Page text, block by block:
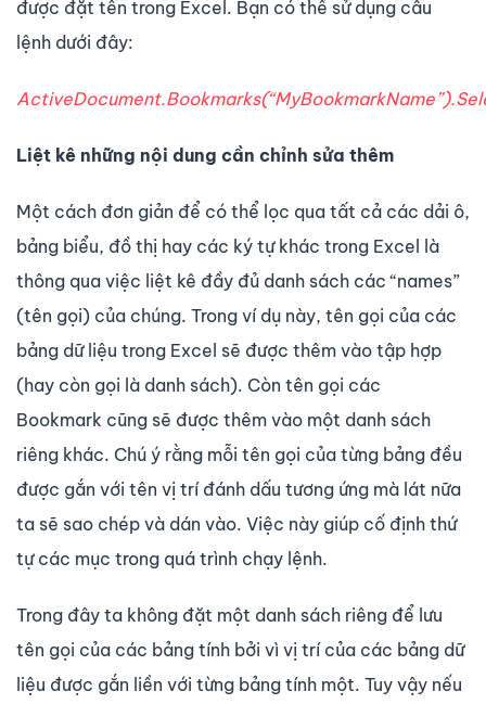
được đặt tên trong Excel. Bạn có thể sử dụng câu
lệnh dưới đây:
Liệt kê những nội dung cần chỉnh sửa thêm
Một cách đơn giản để có thể lọc qua tất cả các dải ô,
bảng biểu, đồ thị hay các ký tự khác trong Excel là
thông qua việc liệt kê đầy đủ danh sách các “names”
(tên gọi) của chúng. Trong ví dụ này, tên gọi của các
bảng dữ liệu trong Excel sẽ được thêm vào tập hợp
(hay còn gọi là danh sách). Còn tên gọi các
Bookmark cũng sẽ được thêm vào một danh sách
riêng khác. Chú ý rằng mỗi tên gọi của từng bảng đều
được gắn với tên vị trí đánh dấu tương ứng mà lát nữa
ta sẽ sao chép và dán vào. Việc này giúp cố định thứ
tự các mục trong quá trình chạy lệnh.
Trong đây ta không đặt một danh sách riêng để lưu
tên gọi của các bảng tính bởi vì vị trí của các bảng dữ
liệu được gắn liền với từng bảng tính một. Tuy vậy nếu